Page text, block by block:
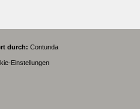
durch: Contunda
Einstellungen